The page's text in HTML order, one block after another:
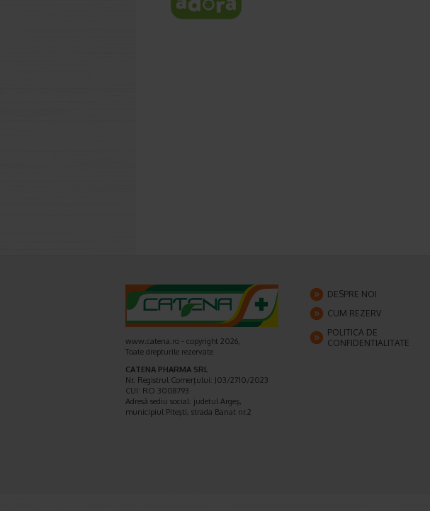
www.catena.ro - copyright 2026,
Toate drepturile rezervate
CATENA PHARMA SRL
Nr. Registrul Comerţului: J03/2710/2023
CUI: RO 3008793
Adresă sediu social: judetul Argeş,
municipiul Piteşti, strada Banat nr.2
DESPRE NOI
CUM REZERV
POLITICA DE
CONFIDENTIALITATE